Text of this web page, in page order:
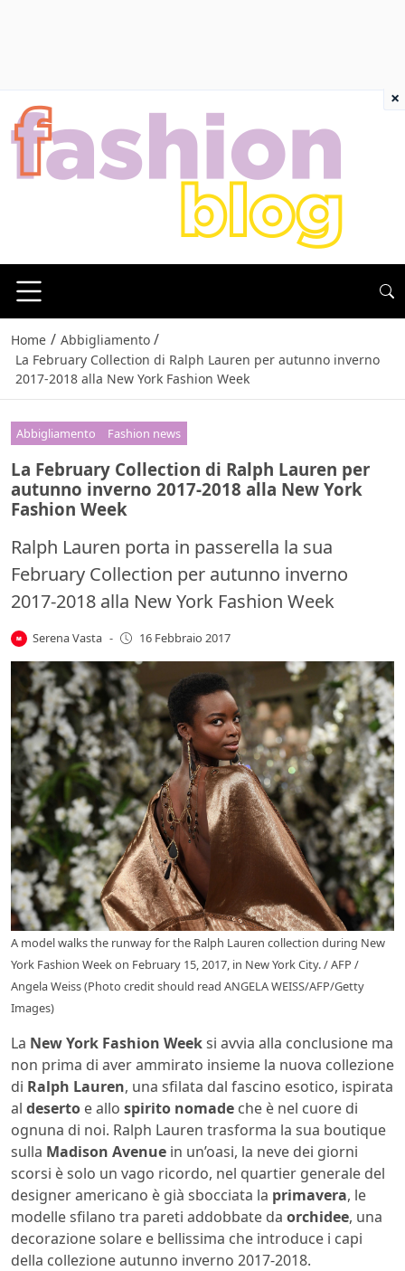
Home / Abbigliamento /
La February Collection di Ralph Lauren per autunno inverno
2017-2018 alla New York Fashion Week
Abbigliamento Fashion news
La February Collection di Ralph Lauren per
autunno inverno 2017-2018 alla New York
Fashion Week
Ralph Lauren porta in passerella la sua
February Collection per autunno inverno
2017-2018 alla New York Fashion Week
Serena Vasta - 16 Febbraio 2017
A model walks the runway for the Ralph Lauren collection during New
York Fashion Week on February 15, 2017, in New York City. / AFP /
Angela Weiss (Photo credit should read ANGELA WEISS/AFP/Getty
Images)
La New York Fashion Weeksi avvia alla conclusione ma
non prima di aver ammirato insieme la nuova collezione
di Ralph Lauren, una sfilata dal fascino esotico, ispirata
al deserto e allo spirito nomade che è nel cuore di
ognuna di noi. Ralph Lauren trasforma la sua boutique
sulla Madison Avenue in un’oasi, la neve dei giorni
scorsi è solo un vago ricordo, nel quartier generale del
designer americano è già sbocciata la primavera, le
modelle sfilano tra pareti addobbate da orchidee, una
decorazione solare e bellissima che introduce i capi
della collezione autunno inverno 2017-2018.
×